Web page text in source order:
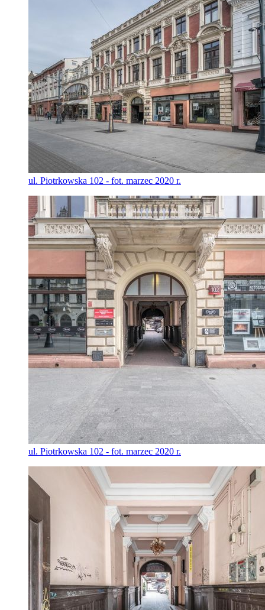
ul. Piotrkowska 102 - fot. marzec 2020 r.
ul. Piotrkowska 102 - fot. marzec 2020 r.